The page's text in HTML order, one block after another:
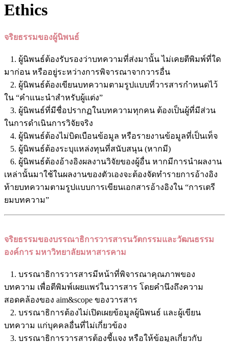
Ethics
จริยธรรมของผู้นิพนธ์
1. ผู้นิพนธ์ต้องรับรองว่าบทความที่ส่งมานั้น ไม่เคยตีพิมพ์ที่ใด
มาก่อน หรืออยู่ระหว่างการพิจารณาจากวารอื่น
2. ผู้นิพนธ์ต้องเขียนบทความตามรูปแบบที่วารสารกำหนดไว้
ใน “คำแนะนำสำหรับผู้แต่ง”
3. ผู้นิพนธ์ที่มีชื่อปรากฏในบทความทุกคน ต้องเป็นผู้ที่มีส่วน
ในการดำเนินการวิจัยจริง
4. ผู้นิพนธ์ต้องไม่บิดเบือนข้อมูล หรือรายงานข้อมูลที่เป็นเท็จ
5. ผู้นิพนธ์ต้องระบุแหล่งทุนที่สนับสนุน (หากมี)
6. ผู้นิพนธ์ต้องอ้างอิงผลงานวิจัยของผู้อื่น หากมีการนำผลงาน
เหล่านั้นมาใช้ในผลงานของตัวเองจะต้องจัดทำรายการอ้างอิง
ท้ายบทความตามรูปแบบการเขียนเอกสารอ้างอิงใน “การเตรี
ยมบทความ”
จริยธรรมของบรรณาธิการวารสารนวัตกรรมและวัฒนธรรม
องค์การ มหาวิทยาลัยมหาสารคาม
1. บรรณาธิการวารสารมีหน้าที่พิจารณาคุณภาพของ
บทความ เพื่อตีพิมพ์เผยแพร่ในวารสาร โดยคำนึงถึงความ
สอดคล้องของ aim&scope ของวารสาร
2. บรรณาธิการต้องไม่เปิดเผยข้อมูลผู้นิพนธ์ และผู้เขียน
บทความ แก่บุคคลอื่นที่ไม่เกี่ยวข้อง
3. บรรณาธิการวารสารต้องชี้แจง หรือให้ข้อมูลเกี่ยวกับ